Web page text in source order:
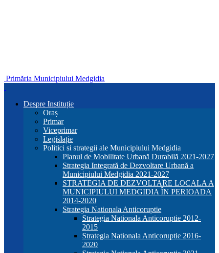
Primăria Municipiului Medgidia
Despre Instituție
Oraș
Primar
Viceprimar
Legislație
Politici si strategii ale Municipiului Medgidia
Planul de Mobilitate Urbană Durabilă 2021-2027
Strategia Integrată de Dezvoltare Urbană a
Municipiului Medgidia 2021-2027
STRATEGIA DE DEZVOLTARE LOCALA A
MUNICIPIULUI MEDGIDIA ÎN PERIOADA
2014-2020
Strategia Nationala Anticoruptie
Strategia Nationala Anticoruptie 2012-
2015
Strategia Nationala Anticoruptie 2016-
2020